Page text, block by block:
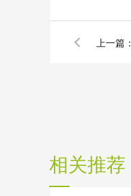
上一篇：
相关推荐